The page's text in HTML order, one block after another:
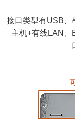
接口类型有USB、
主机+有线LAN、